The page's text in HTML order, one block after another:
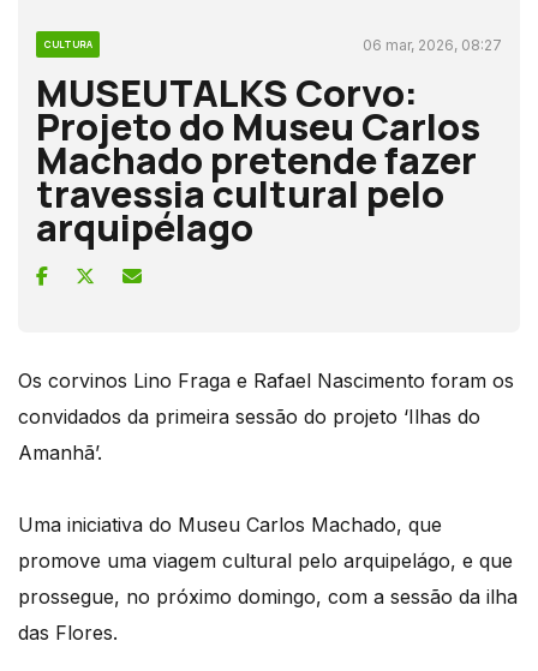
CULTURA 06 mar, 2026, 08:27
MUSEUTALKS Corvo:
Projeto do Museu Carlos
Machado pretende fazer
travessia cultural pelo
arquipélago
Os corvinos Lino Fraga e Rafael Nascimento foram os
convidados da primeira sessão do projeto ‘Ilhas do
Amanhã’.
Uma iniciativa do Museu Carlos Machado, que
promove uma viagem cultural pelo arquipelágo, e que
prossegue, no próximo domingo, com a sessão da ilha
das Flores.